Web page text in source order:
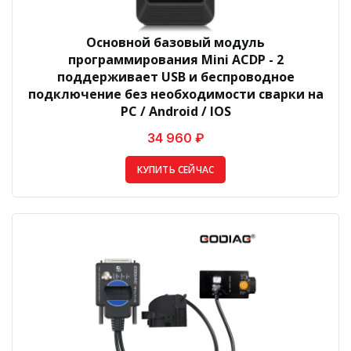
Основной базовый модуль
программирования Mini ACDP - 2
поддерживает USB и беспроводное
подключение без необходимости сварки на
PC / Android / IOS
34 960 ₽
КУПИТЬ СЕЙЧАС